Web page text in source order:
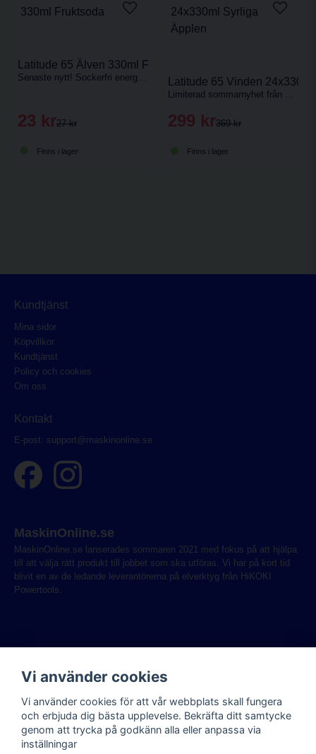
Latitude 65 Älven 330ml Fruktsoda
Senaste nytt! Sockerfri energidryck med smak av fruktsoda.
27 kr
23 kr
Finns i lager
Latitude 65 Vinden
Limiterad sommarnyhet från Latitude 65 med smak av syrliga äpplen.
369 kr
299 kr
Finns i lager
Kundtjänst
Mina sidor
Köpvillkor
Kundtjänst
Policy och cookies
Om oss
Kontakt
E-post: support@maskinonline.se
MaskinOnline.se
MaskinOnline.se lanserades sommaren 2021 med fokus på att hjälpa
till att välja rätt produkt till jobbet som ska utföras. Vi har på kort tid
blivit en av de ledande leverantörerna på elverktyg från HiKOKI
Powertools.
Vi använder cookies
Vi använder cookies för att vår webbplats skall fungera
och erbjuda dig bästa upplevelse. Bekräfta ditt samtycke
genom att trycka på godkänn alla eller anpassa via
inställningar